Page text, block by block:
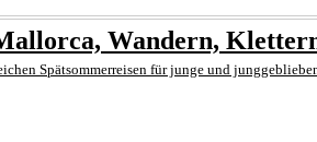
Wandern,
Spätsommerreisen für junge und